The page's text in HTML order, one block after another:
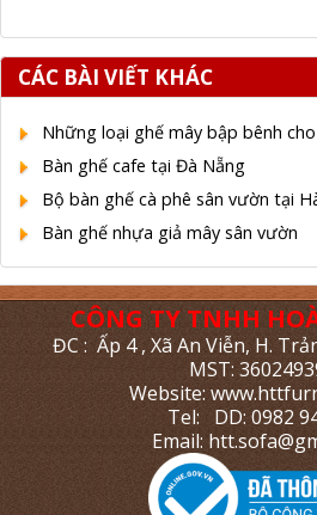
CÁC BÀI VIẾT KHÁC
Những loại ghế mây bập bênh
Bàn ghế cafe tại Đà Nẵng
Bộ bàn ghế cà phê sân vườn tại
Bàn ghế nhựa giả mây sân vườn
CÔNG TY TNHH
ĐC : Ấp 4 , Xã An Viễn, H.
MST:
Website:
Tel: DD: 0982
Email: